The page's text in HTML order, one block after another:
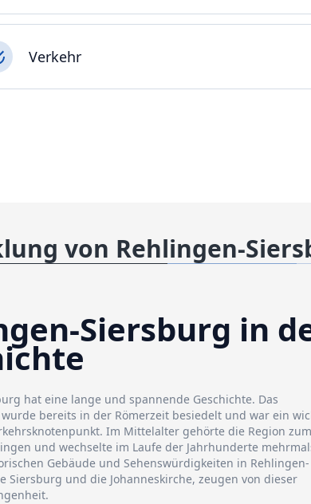
Verkehr
von Rehlingen-
Siersburg in
hat eine lange und spannende Geschichte. Das
bereits in der Römerzeit besiedelt und war ein
Im Mittelalter gehörte die Region zum
und wechselte im Laufe der Jahrhunderte
Gebäude und Sehenswürdigkeiten in Rehlingen-
Siersburg und die Johanneskirche, zeugen von dieser